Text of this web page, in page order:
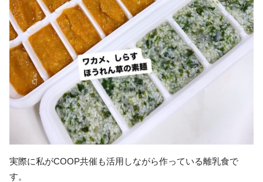
実際に私がCOOP共催も活用しながら作っている離乳食で
す。